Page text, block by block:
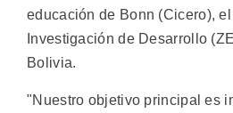
educación de Bonn (Cicero),
Investigación de Desarrollo
Bolivia.
"Nuestro objetivo principal es